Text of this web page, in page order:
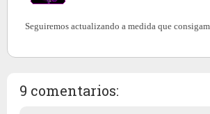
Seguiremos actualizando a medida que
9 comentarios: